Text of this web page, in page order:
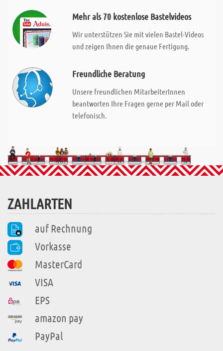
Mehr als 70 kostenlose Bastelvideos
Wir unterstützen Sie mit vielen Bastel-Videos
und zeigen Ihnen die genaue Fertigung.
Freundliche Beratung
Unsere freundlichen MitarbeiterInnen
beantworten Ihre Fragen gerne per Mail oder
telefonisch.
ZAHLARTEN
auf Rechnung
Vorkasse
MasterCard
VISA
EPS
amazon pay
PayPal